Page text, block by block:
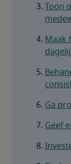
Toon
Maak
Ga
Geef